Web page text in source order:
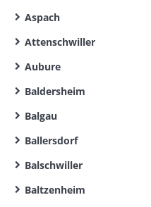
Aspach
Attenschwiller
Aubure
Baldersheim
Balgau
Ballersdorf
Balschwiller
Baltzenheim